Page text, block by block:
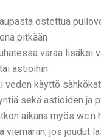
ostettua
pitkään
varaa lisäksi
astioihin
veden käyttö
sekä astioiden ja
aikana myös wc:n
viemäriin, jos joudut